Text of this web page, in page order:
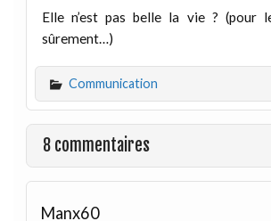
Elle n’est pas belle la vie ? (pour
sûrement…)
Communication
8 commentaires
Manx60